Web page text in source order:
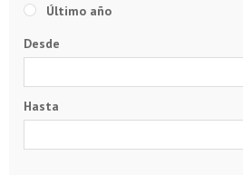
Último año
Desde
Hasta